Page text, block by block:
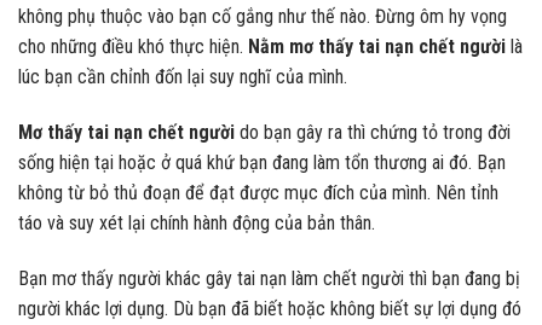
không phụ thuộc vào bạn cố gắng như thế nào. Đừng ôm hy vọng
cho những điều khó thực hiện. Nằm mơ thấy tai nạn chết người là
lúc bạn cần chỉnh đốn lại suy nghĩ của mình.
Mơ thấy tai nạn chết người do bạn gây ra thì chứng tỏ trong đời
sống hiện tại hoặc ở quá khứ bạn đang làm tổn thương ai đó. Bạn
không từ bỏ thủ đoạn để đạt được mục đích của mình. Nên tỉnh
táo và suy xét lại chính hành động của bản thân.
Bạn mơ thấy người khác gây tai nạn làm chết người thì bạn đang bị
người khác lợi dụng. Dù bạn đã biết hoặc không biết sự lợi dụng đó